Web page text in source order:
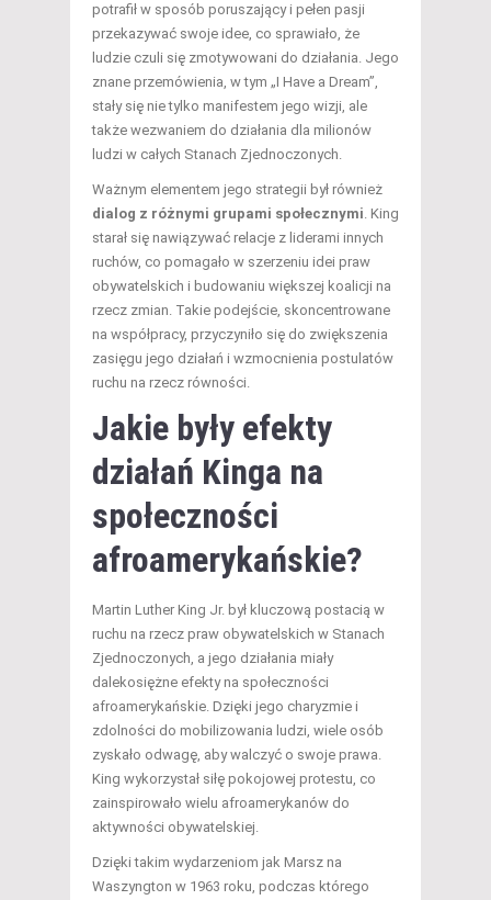
potrafił w sposób poruszający i pełen pasji
przekazywać swoje idee, co sprawiało, że
ludzie czuli się zmotywowani do działania. Jego
znane przemówienia, w tym „I Have a Dream”,
stały się nie tylko manifestem jego wizji, ale
także wezwaniem do działania dla milionów
ludzi w całych Stanach Zjednoczonych.
Ważnym elementem jego strategii był również
dialog z różnymi grupami społecznymi . King
starał się nawiązywać relacje z liderami innych
ruchów, co pomagało w szerzeniu idei praw
obywatelskich i budowaniu większej koalicji na
rzecz zmian. Takie podejście, skoncentrowane
na współpracy, przyczyniło się do zwiększenia
zasięgu jego działań i wzmocnienia postulatów
ruchu na rzecz równości.
Jakie były efekty
działań Kinga na
społeczności
afroamerykańskie?
Martin Luther King Jr. był kluczową postacią w
ruchu na rzecz praw obywatelskich w Stanach
Zjednoczonych, a jego działania miały
dalekosiężne efekty na społeczności
afroamerykańskie. Dzięki jego charyzmie i
zdolności do mobilizowania ludzi, wiele osób
zyskało odwagę, aby walczyć o swoje prawa.
King wykorzystał siłę pokojowej protestu, co
zainspirowało wielu afroamerykanów do
aktywności obywatelskiej.
Dzięki takim wydarzeniom jak Marsz na
Waszyngton w 1963 roku, podczas którego